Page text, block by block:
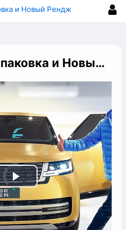
и Новый Рендж Ровер 2022
Play
Video